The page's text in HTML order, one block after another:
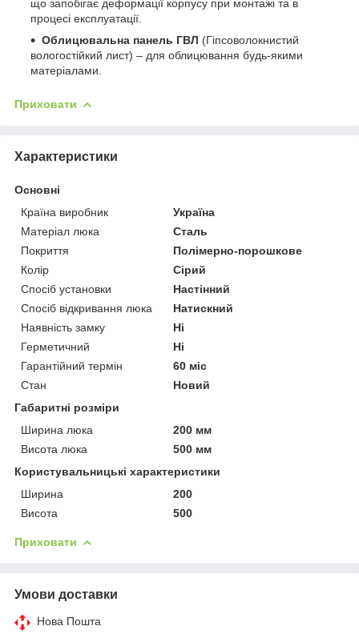
що запобігає деформації корпусу при монтажі та в
процесі експлуатації.
Облицювальна панель ГВЛ (Гіпсоволокнистий
вологостійкий лист) – для облицювання будь-якими
матеріалами.
Приховати
Характеристики
Основні
Країна виробник
Україна
Матеріал люка
Сталь
Покриття
Полімерно-порошкове
Колір
Сірий
Спосіб установки
Настінний
Спосіб відкривання люка
Натискний
Наявність замку
Ні
Герметичний
Ні
Гарантійний термін
60 міс
Стан
Новий
Габаритні розміри
Ширина люка
200 мм
Висота люка
500 мм
Користувальницькі характеристики
Ширина
200
Висота
500
Приховати
Умови доставки
Нова Пошта